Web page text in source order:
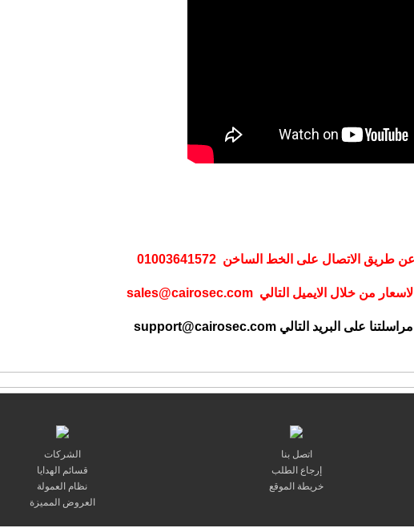
على الخط الساخن 01003641572
من خلال الايميل التالي sales@cairosec.com
على البريد التالي support@cairosec.com
اتصل بنا
إرجاع الطلب
خريطة الموقع
الشركات
قسائم الهدايا
نظام العمولة
العروض المميزة